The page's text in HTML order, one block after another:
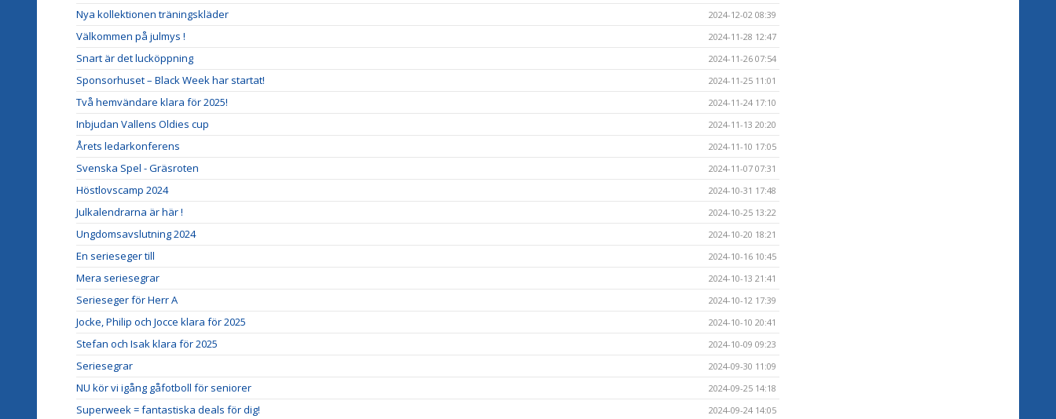
Nya kollektionen träningskläder 2024-12-02 08:39
Välkommen på julmys ! 2024-11-28 12:47
Snart är det lucköppning 2024-11-26 07:54
Sponsorhuset – Black Week har startat! 2024-11-25 11:01
Två hemvändare klara för 2025! 2024-11-24 17:10
Inbjudan Vallens Oldies cup 2024-11-13 20:20
Årets ledarkonferens 2024-11-10 17:05
Svenska Spel - Gräsroten 2024-11-07 07:31
Höstlovscamp 2024 2024-10-31 17:48
Julkalendrarna är här ! 2024-10-25 13:22
Ungdomsavslutning 2024 2024-10-20 18:21
En serieseger till 2024-10-16 10:45
Mera seriesegrar 2024-10-13 21:41
Serieseger för Herr A 2024-10-12 17:39
Jocke, Philip och Jocce klara för 2025 2024-10-10 20:41
Stefan och Isak klara för 2025 2024-10-09 09:23
Seriesegrar 2024-09-30 11:09
NU kör vi igång gåfotboll för seniorer 2024-09-25 14:18
Superweek = fantastiska deals för dig! 2024-09-24 14:05